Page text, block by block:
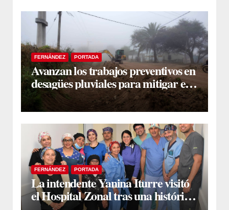
FERNÁNDEZ PORTADA
Avanzan los trabajos preventivos en
desagües pluviales para mitigar el
impacto de la temporada de lluvias
FERNÁNDEZ PORTADA
La intendente Yanina Iturre visitó
el Hospital Zonal tras una histórica